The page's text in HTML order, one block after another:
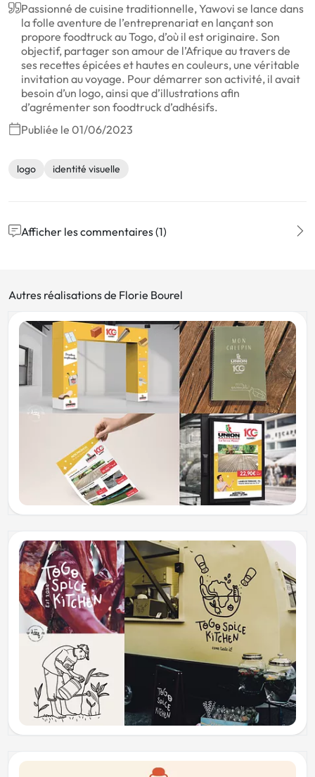
Passionné de cuisine traditionnelle, Yawovi se lance dans
la folle aventure de l’entreprenariat en lançant son
propore foodtruck au Togo, d’où il est originaire. Son
objectif, partager son amour de l’Afrique au travers de
ses recettes épicées et hautes en couleurs, une véritable
invitation au voyage. Pour démarrer son activité, il avait
besoin d’un logo, ainsi que d’illustrations afin
d’agrémenter son foodtruck d’adhésifs.
Publiée le 01/06/2023
logo identité visuelle
Afficher les commentaires (1)
Autres réalisations de Florie Bourel